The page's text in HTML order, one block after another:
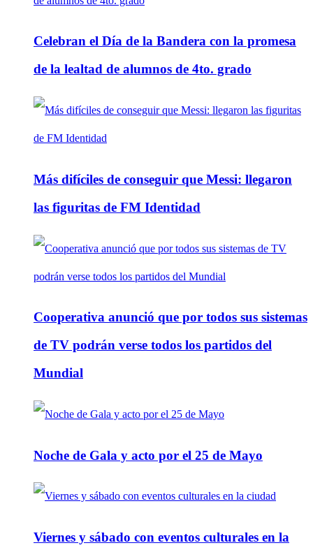
Celebran el Día de la Bandera con la promesa
de la lealtad de alumnos de 4to. grado
Más difíciles de conseguir que Messi: llegaron
las figuritas de FM Identidad
Cooperativa anunció que por todos sus sistemas
de TV podrán verse todos los partidos del
Mundial
Noche de Gala y acto por el 25 de Mayo
Viernes y sábado con eventos culturales en la